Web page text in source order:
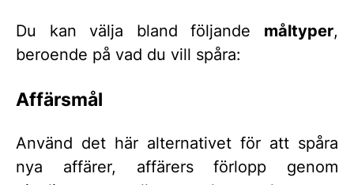
Du kan välja bland följande måltyper,
beroende på vad du vill spåra:
Affärsmål
Använd det här alternativet för att spåra
nya affärer, affärers förlopp genom